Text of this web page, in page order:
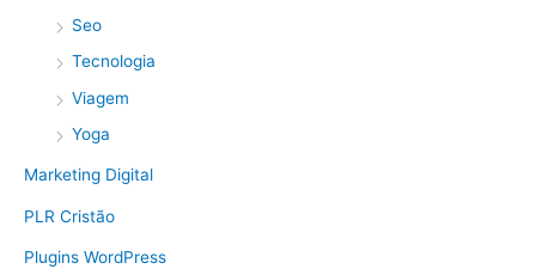
Seo
Tecnologia
Viagem
Yoga
Marketing Digital
PLR Cristão
Plugins WordPress